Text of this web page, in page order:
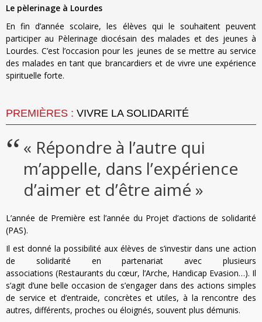
Le pèlerinage à Lourdes
En fin d’année scolaire, les élèves qui le souhaitent peuvent
participer au Pèlerinage diocésain des malades et des jeunes à
Lourdes. C’est l’occasion pour les jeunes de se mettre au service
des malades en tant que brancardiers et de vivre une expérience
spirituelle forte.
PREMIÈRES : VIVRE LA SOLIDARITÉ
« Répondre à l’autre qui
m’appelle, dans l’expérience
d’aimer et d’être aimé »
L’année de Première est l’année du Projet d’actions de solidarité
(PAS).
Il est donné la possibilité aux élèves de s’investir dans une action
de solidarité en partenariat avec plusieurs
associations (Restaurants du cœur, l’Arche, Handicap Evasion…). Il
s’agit d’une belle occasion de s’engager dans des actions simples
de service et d’entraide, concrètes et utiles, à la rencontre des
autres, différents, proches ou éloignés, souvent plus démunis.